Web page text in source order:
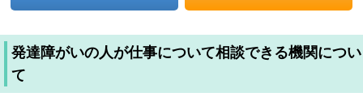
発達障がいの人が仕事について相談できる機関につい
て